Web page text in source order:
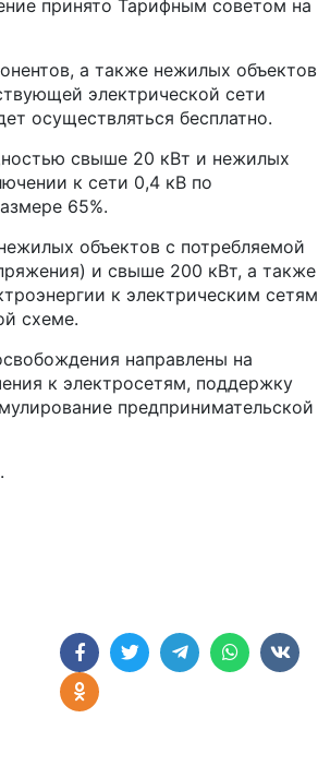
принято Тарифным советом на
а также нежилых объектов
электрической сети
осуществляться бесплатно.
свыше 20 кВт и нежилых
к сети 0,4 кВ по
65%.
объектов с потребляемой
и свыше 200 кВт, а также
к электрическим сетям
схеме.
направлены на
к электросетям, поддержку
предпринимательской